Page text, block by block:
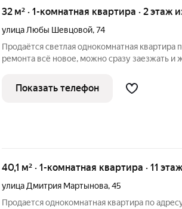
32 м² · 1-комнатная квартира · 2 этаж
улица Любы Шевцовой,74
Продаётся светлая однокомнатная квартира
ремонта всё новое, можно сразу заезжать и жить, или сдавать в
тихом спальном районе, вдали от
время
Показать телефон
40,1 м² · 1-комнатная квартира · 11
улица Дмитрия Мартынова,45
Продается однокомнатная квартира по